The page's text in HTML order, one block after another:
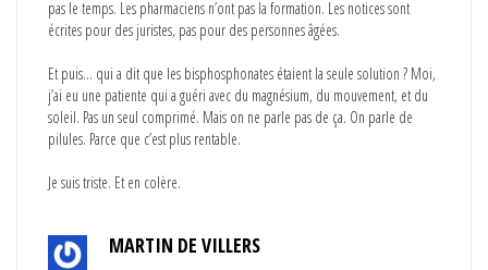
pas le temps. Les pharmaciens n’ont pas la formation. Les notices sont
écrites pour des juristes, pas pour des personnes âgées.
Et puis… qui a dit que les bisphosphonates étaient la seule solution ? Moi,
j’ai eu une patiente qui a guéri avec du magnésium, du mouvement, et du
soleil. Pas un seul comprimé. Mais on ne parle pas de ça. On parle de
pilules. Parce que c’est plus rentable.
Je suis triste. Et en colère.
MARTIN DE VILLERS